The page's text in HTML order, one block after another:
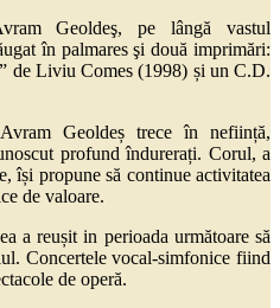
Geoldeş, pe lângă vastul
în palmares şi două imprimări:
de Liviu Comes (1998) și un C.D.
Geoldeș trece în neființă,
profund îndurerați. Corul, a
își propune să continue activitatea
de valoare.
a reușit in perioada următoare să
Concertele vocal-simfonice fiind
de operă.